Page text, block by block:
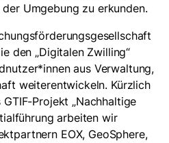
Umgebung zu erkunden.
den „Digitalen Zwilling“
aus Verwaltung,
weiterentwickeln. Kürzlich
Projekt „Nachhaltige
arbeiten wir
EOX, GeoSphere,